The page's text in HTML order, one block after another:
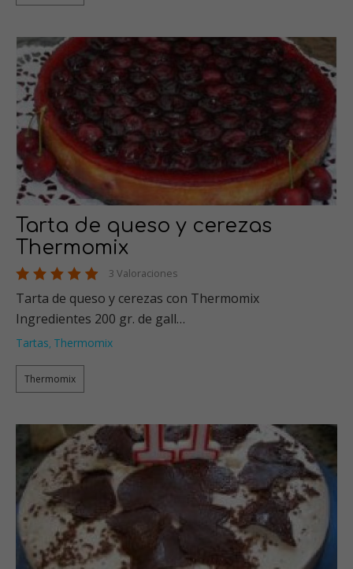
Tarta de queso y cerezas
Thermomix
3 Valoraciones
Tarta de queso y cerezas con Thermomix
Ingredientes 200 gr. de gall…
Tartas, Thermomix
Thermomix